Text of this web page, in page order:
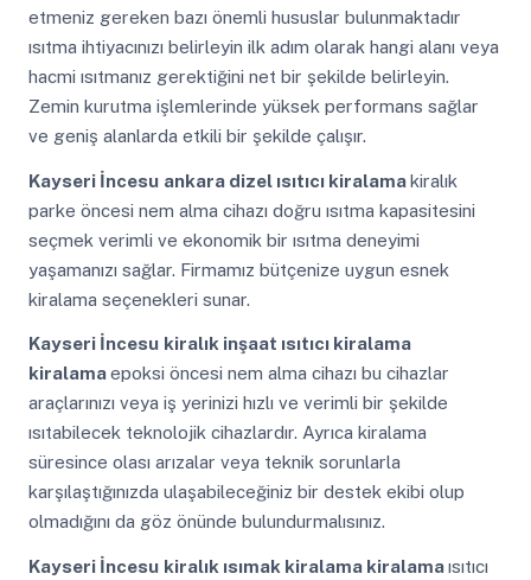
etmeniz gereken bazı önemli hususlar bulunmaktadır
ısıtma ihtiyacınızı belirleyin ilk adım olarak hangi alanı veya
hacmi ısıtmanız gerektiğini net bir şekilde belirleyin.
Zemin kurutma işlemlerinde yüksek performans sağlar
ve geniş alanlarda etkili bir şekilde çalışır.
Kayseri İncesu ankara dizel ısıtıcı kiralamakiralık
parke öncesi nem alma cihazı doğru ısıtma kapasitesini
seçmek verimli ve ekonomik bir ısıtma deneyimi
yaşamanızı sağlar. Firmamız bütçenize uygun esnek
kiralama seçenekleri sunar.
Kayseri İncesu kiralık inşaat ısıtıcı kiralama
kiralamaepoksi öncesi nem alma cihazı bu cihazlar
araçlarınızı veya iş yerinizi hızlı ve verimli bir şekilde
ısıtabilecek teknolojik cihazlardır. Ayrıca kiralama
süresince olası arızalar veya teknik sorunlarla
karşılaştığınızda ulaşabileceğiniz bir destek ekibi olup
olmadığını da göz önünde bulundurmalısınız.
Kayseri İncesu kiralık ısımak kiralama kiralamaısıtıcı